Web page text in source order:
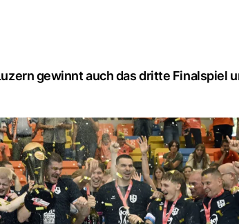
gewinnt auch das dritte Finalspiel